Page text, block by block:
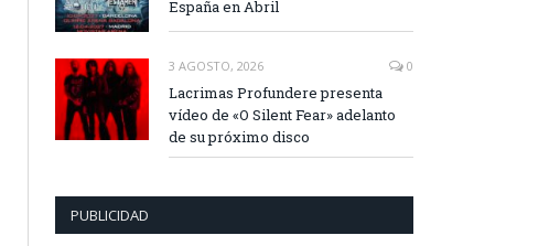
España en Abril
3 AGOSTO, 2026 0
Lacrimas Profundere presenta
vídeo de «O Silent Fear» adelanto
de su próximo disco
PUBLICIDAD